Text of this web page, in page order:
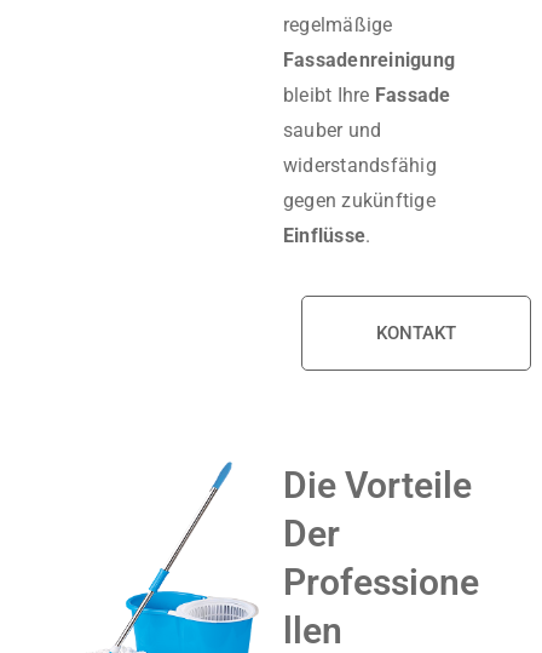
regelmäßige
Fassadenreinigung
bleibt Ihre Fassade
sauber und
widerstandsfähig
gegen zukünftige
Einflüsse.
KONTAKT
Die Vorteile
Der
Professione
Llen